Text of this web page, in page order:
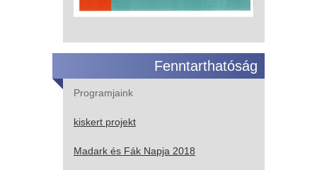
Fenntarthatóság
Programjaink
kiskert projekt
Madark és Fák Napja 2018